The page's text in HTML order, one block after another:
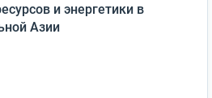
и энергетики в
Азии